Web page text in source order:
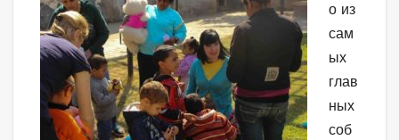
о из
сам
ых
глав
ных
соб